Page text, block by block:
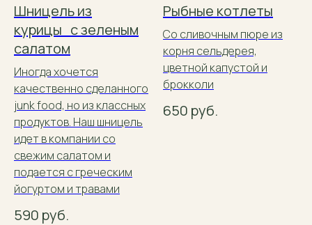
Шницель из
курицы с зеленым
салатом
Иногда хочется
качественно сделанного
junk food, но из классных
продуктов. Наш шницель
идет в компании со
свежим салатом и
подается с греческим
йогуртом и травами
590 руб.
Рыбные котлеты
Со сливочным пюре из
корня сельдерея,
цветной капустой и
брокколи
650 руб.